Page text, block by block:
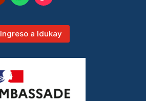
Ingreso a Idukay